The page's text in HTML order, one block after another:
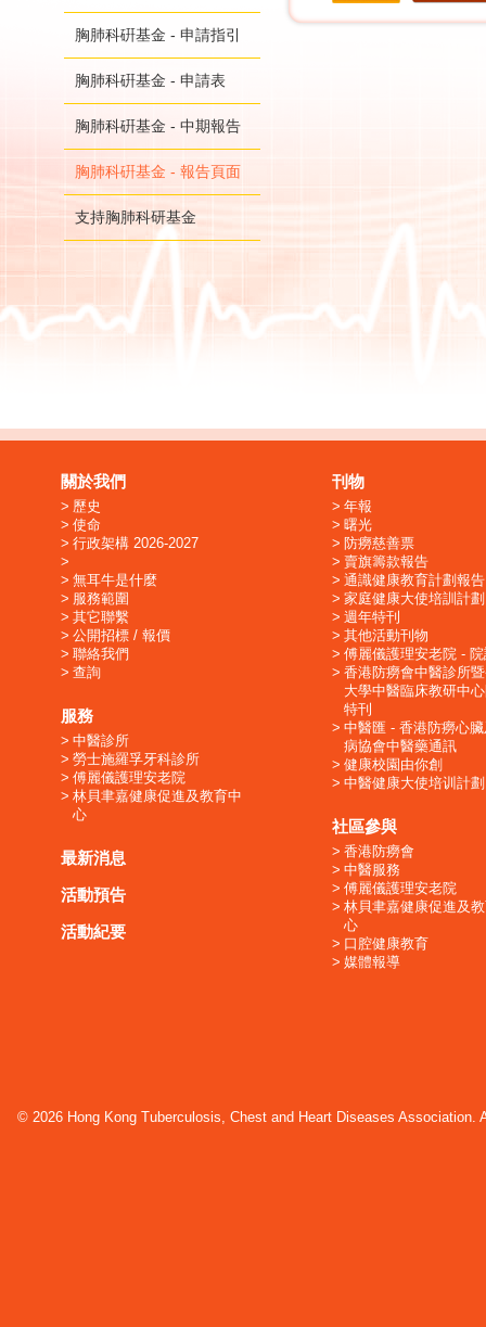
胸肺科硏基金 - 申請指引
胸肺科硏基金 - 申請表
胸肺科硏基金 - 中期報告
胸肺科硏基金 - 報告頁面
支持胸肺科研基金
關於我們
歷史
使命
行政架構 2026-2027
無耳牛是什麼
服務範圍
其它聯繫
公開招標 / 報價
聯絡我們
查詢
服務
中醫診所
勞士施羅孚牙科診所
傅麗儀護理安老院
林貝聿嘉健康促進及教育中
心
最新消息
活動預告
活動紀要
刊物
年報
曙光
防癆慈善票
賣旗籌款報告
通識健康教育計劃報告
家庭健康大使培訓計劃
週年特刊
其他活動刊物
傅麗儀護理安老院 -
香港防癆會中醫診所
大學中醫臨床教研中
特刊
中醫匯 - 香港防癆心
病協會中醫藥通訊
健康校園由你創
中醫健康大使培训計劃
社區參與
香港防癆會
中醫服務
傅麗儀護理安老院
林貝聿嘉健康促進及
心
口腔健康教育
媒體報導
© 2026 Hong Kong Tuberculosis, Chest and Heart Diseases Association.